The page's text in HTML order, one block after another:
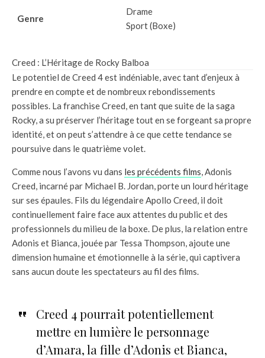
Genre
Drame
Sport (Boxe)
Creed : L’Héritage de Rocky Balboa
Le potentiel de Creed 4 est indéniable, avec tant d’enjeux à
prendre en compte et de nombreux rebondissements
possibles. La franchise Creed, en tant que suite de la saga
Rocky, a su préserver l’héritage tout en se forgeant sa propre
identité, et on peut s’attendre à ce que cette tendance se
poursuive dans le quatrième volet.
Comme nous l’avons vu dans les précédents films, Adonis
Creed, incarné par Michael B. Jordan, porte un lourd héritage
sur ses épaules. Fils du légendaire Apollo Creed, il doit
continuellement faire face aux attentes du public et des
professionnels du milieu de la boxe. De plus, la relation entre
Adonis et Bianca, jouée par Tessa Thompson, ajoute une
dimension humaine et émotionnelle à la série, qui captivera
sans aucun doute les spectateurs au fil des films.
Creed 4 pourrait potentiellement
mettre en lumière le personnage
d’Amara, la fille d’Adonis et Bianca,